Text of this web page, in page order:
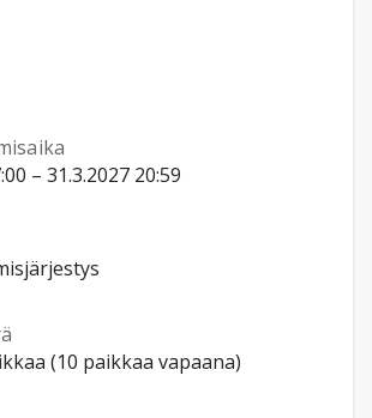
– 31.3.2027 20:59
(10 paikkaa vapaana)